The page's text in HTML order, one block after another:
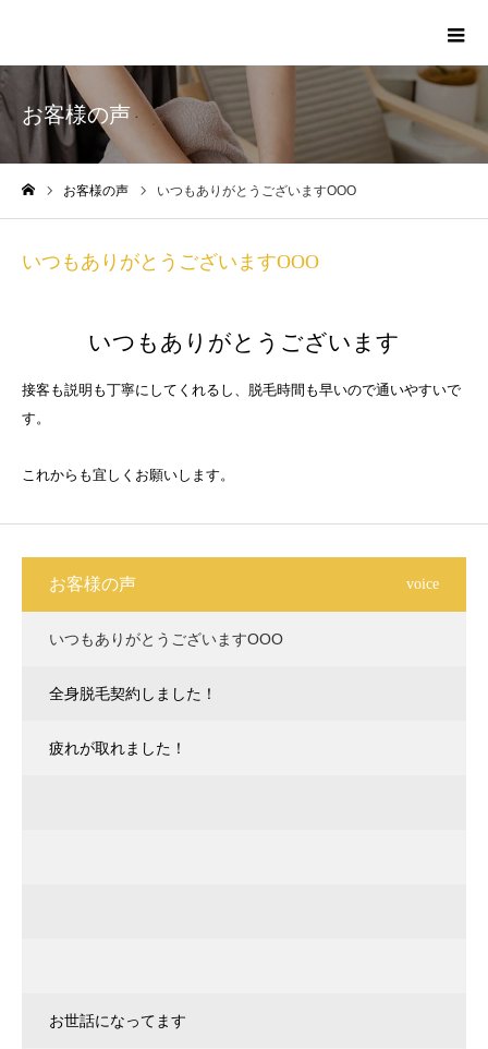
越谷脱毛 エステ 美容｜越谷脱毛マヤソルティ-新越
お客様の声
お客様の声 いつもありがとうございますOOO
いつもありがとうございますOOO
いつもありがとうございます
接客も説明も丁寧にしてくれるし、脱毛時間も早いので通いやすいで
す。
これからも宜しくお願いします。
お客様の声 voice
いつもありがとうございますOOO
全身脱毛契約しました！
疲れが取れました！
お世話になってます